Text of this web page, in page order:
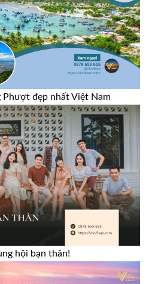
Phượt đẹp nhất Việt Nam
hội bạn thân!